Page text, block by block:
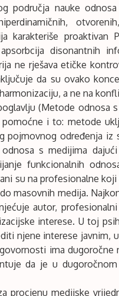
područja nauke
karakteriše proaktivan
disonantnih
ne rješava etičke
da su ovako
a ne na
(Metode odnosa
i to: metode
određenja iz
s medijima
funkcionalnih
su na profesionalne
masovnih medija.
autor,
interese. U toj
njene interese javnim,
ima dugoročne
da je u
procjenu medijske